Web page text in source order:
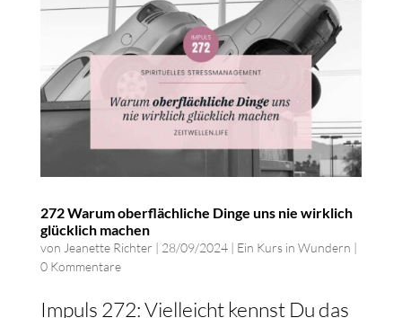
272 Warum oberflächliche Dinge uns nie wirklich
glücklich machen
von Jeanette Richter | 28/09/2024| Ein Kurs in Wundern |
0 Kommentare
Impuls 272: Vielleicht kennst Du das